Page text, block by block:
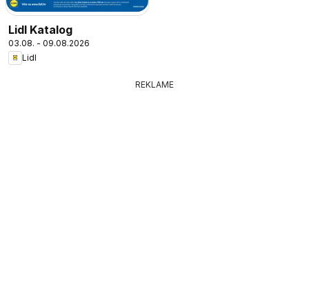
Lidl Katalog
03.08. - 09.08.2026
Lidl
REKLAME